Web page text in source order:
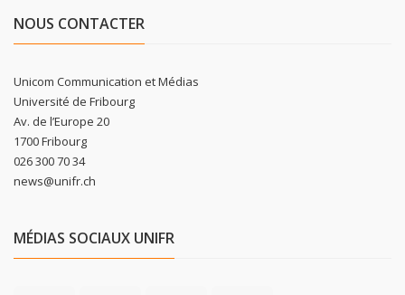
NOUS CONTACTER
Unicom Communication et Médias
Université de Fribourg
Av. de l’Europe 20
1700 Fribourg
026 300 70 34
news@unifr.ch
MÉDIAS SOCIAUX UNIFR